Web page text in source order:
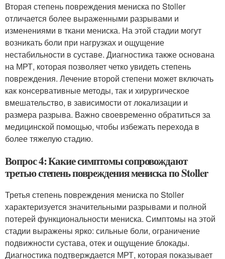
Вторая степень повреждения мениска по Stoller
отличается более выраженными разрывами и
изменениями в ткани мениска. На этой стадии могут
возникать боли при нагрузках и ощущение
нестабильности в суставе. Диагностика также основана
на МРТ, которая позволяет четко увидеть степень
повреждения. Лечение второй степени может включать
как консервативные методы, так и хирургическое
вмешательство, в зависимости от локализации и
размера разрыва. Важно своевременно обратиться за
медицинской помощью, чтобы избежать перехода в
более тяжелую стадию.
Вопрос 4: Какие симптомы сопровождают
третью степень повреждения мениска по Stoller
Третья степень повреждения мениска по Stoller
характеризуется значительными разрывами и полной
потерей функциональности мениска. Симптомы на этой
стадии выражены ярко: сильные боли, ограничение
подвижности сустава, отек и ощущение блокады.
Диагностика подтверждается МРТ, которая показывает